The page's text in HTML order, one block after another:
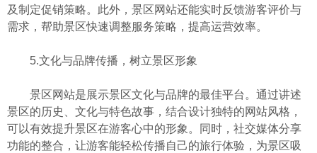
及制定促销策略。此外，景区网站还能实时反馈游客评价与
需求，帮助景区快速调整服务策略，提高运营效率。
5.文化与品牌传播，树立景区形象
景区网站是展示景区文化与品牌的最佳平台。通过讲述
景区的历史、文化与特色故事，结合设计独特的网站风格，
可以有效提升景区在游客心中的形象。同时，社交媒体分享
功能的整合，让游客能轻松传播自己的旅行体验，为景区吸